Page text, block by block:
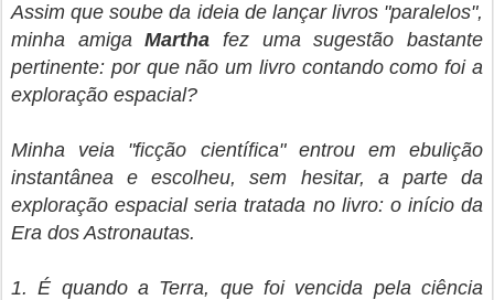
Assim que soube da ideia de lançar livros "paralelos",
minha amigaMartha fez uma sugestão bastante
pertinente: por que não um livro contando como foi a
exploração espacial?
Minha veia "ficção científica" entrou em ebulição
instantânea e escolheu, sem hesitar, a parte da
exploração espacial seria tratada no livro: o início da
Era dos Astronautas.
1. É quando a Terra, que foi vencida pela ciência